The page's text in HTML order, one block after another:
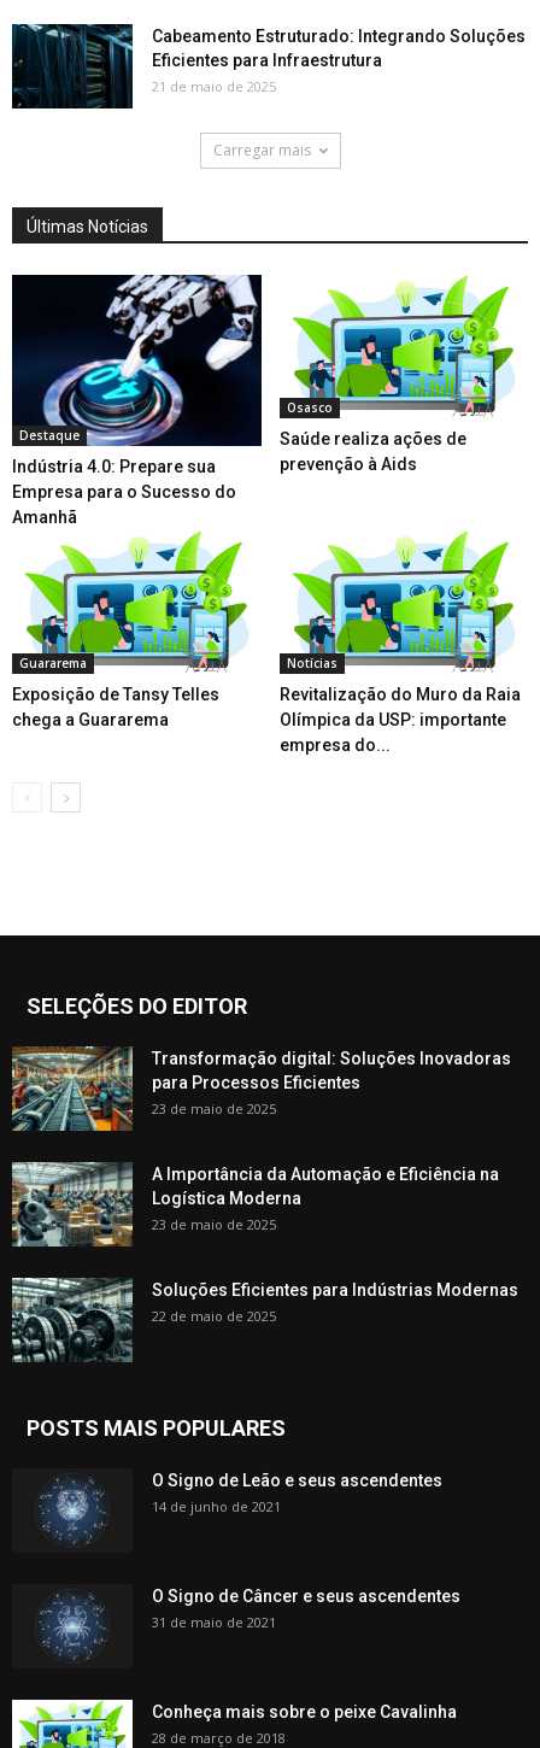
Cabeamento Estruturado: Integrando Soluções
Eficientes para Infraestrutura
21 de maio de 2025
Carregar mais
Últimas Notícias
Destaque
Indústria 4.0: Prepare sua
Empresa para o Sucesso do
Amanhã
Osasco
Saúde realiza ações de
prevenção à Aids
Guararema
Exposição de Tansy Telles
chega a Guararema
Notícias
Revitalização do Muro da Raia
Olímpica da USP: importante
empresa do...
SELEÇÕES DO EDITOR
Transformação digital: Soluções Inovadoras
para Processos Eficientes
23 de maio de 2025
A Importância da Automação e Eficiência na
Logística Moderna
23 de maio de 2025
Soluções Eficientes para Indústrias Modernas
22 de maio de 2025
POSTS MAIS POPULARES
O Signo de Leão e seus ascendentes
14 de junho de 2021
O Signo de Câncer e seus ascendentes
31 de maio de 2021
Conheça mais sobre o peixe Cavalinha
28 de março de 2018